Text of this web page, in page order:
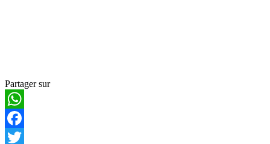
Partager sur
WhatsApp
Facebook